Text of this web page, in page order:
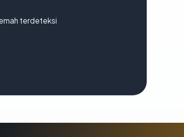
terdeteksi